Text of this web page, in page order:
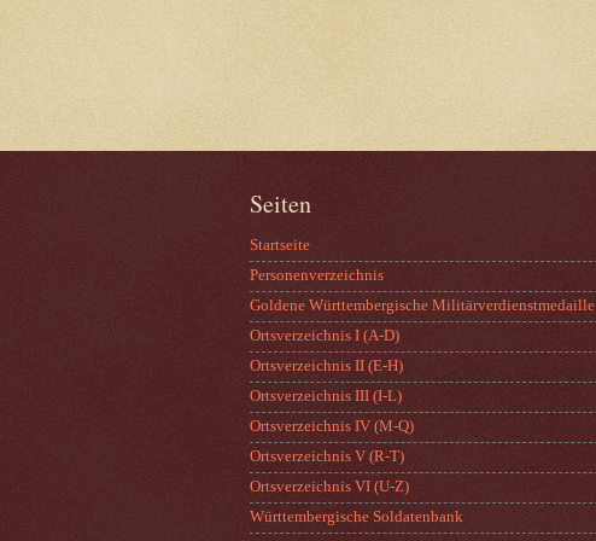
Seiten
Startseite
Personenverzeichnis
Goldene Württembergische Militärverdienstmedaille
Ortsverzeichnis I (A-D)
Ortsverzeichnis II (E-H)
Ortsverzeichnis III (I-L)
Ortsverzeichnis IV (M-Q)
Ortsverzeichnis V (R-T)
Ortsverzeichnis VI (U-Z)
Württembergische Soldatenbank